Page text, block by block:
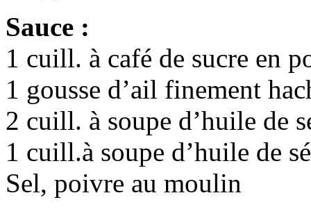
Sauce :
1 cuill. à café de sucre en
1 gousse d’ail finement
2 cuill. à soupe d’huile de
1 cuill.à soupe d’huile de
Sel, poivre au moulin